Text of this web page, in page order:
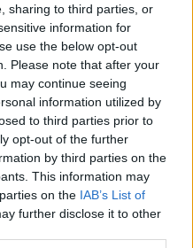
sharing to third parties, or
information for
use the below opt-out
Please note that after your
may continue seeing
information utilized by
to third parties prior to
opt-out of the further
by third parties on the
This information may
on the IAB’s List of
further disclose it to other